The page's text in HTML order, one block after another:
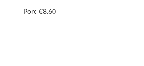
Porc €8.60